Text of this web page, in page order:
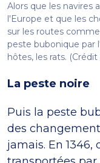
Alors que les navires
l'Europe et que les
sur les routes
peste bubonique par
hôtes, les rats. (Crédit
La peste noire
Puis la peste
des
jamais. En 1346,